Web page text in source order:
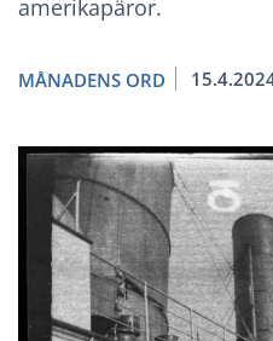
amerikapäror.
MÅNADENS ORD